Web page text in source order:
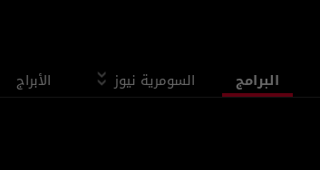
البرامج السومرية نيوز الأبراج